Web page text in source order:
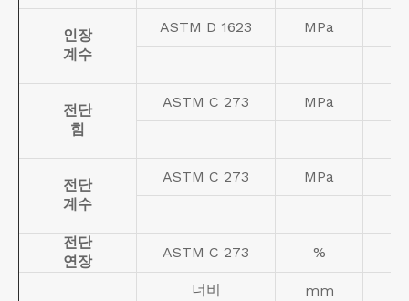
인장
계수
ASTM D 1623 MPa
전단
힘
ASTM C 273 MPa
전단
계수
ASTM C 273 MPa
전단
연장
ASTM C 273 %
너비 mm